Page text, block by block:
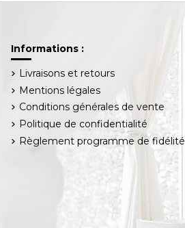
Informations :
Livraisons et retours
Mentions légales
Conditions générales de vente
Politique de confidentialité
Règlement programme de fidélité